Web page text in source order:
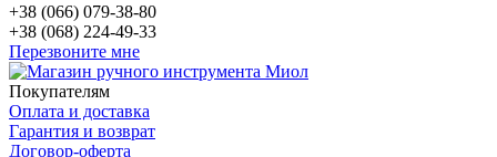
+38 (066) 079-38-80
+38 (068) 224-49-33
Перезвоните мне
Покупателям
Оплата и доставка
Гарантия и возврат
Договор-оферта